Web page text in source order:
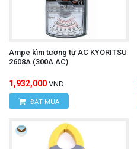
Ampe kìm tương tự AC KYORITSU
2608A (300A AC)
1,932,000 VND
ĐẶT MUA